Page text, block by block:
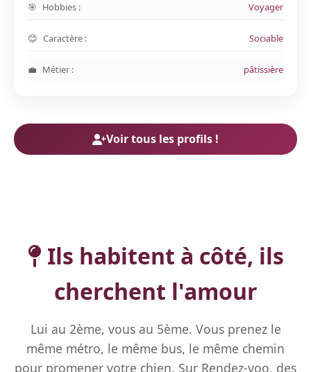
Hobbies : Voyager
Caractère : Sociable
Métier : pâtissière
Voir tous les profils !
Ils habitent à côté, ils
cherchent l'amour
Lui au 2ème, vous au 5ème. Vous prenez le
même métro, le même bus, le même chemin
pour promener votre chien. Sur Rendez-voo, des